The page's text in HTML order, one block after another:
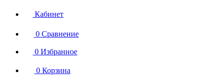
Кабинет
0 Сравнение
0 Избранное
0 Корзина